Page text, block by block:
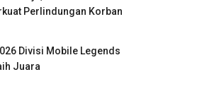
Perlindungan Korban
Divisi Mobile Legends
Juara